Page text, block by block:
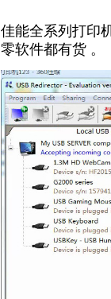
佳能全系列打印
零软件都有货 。